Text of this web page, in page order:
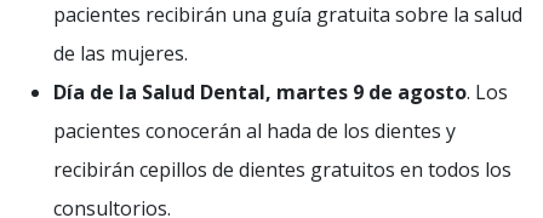
pacientes recibirán una guía gratuita sobre la salud
de las mujeres.
Día de la Salud Dental, martes 9 de agosto. Los
pacientes conocerán al hada de los dientes y
recibirán cepillos de dientes gratuitos en todos los
consultorios.